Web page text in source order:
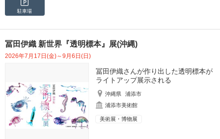
駐車場
冨田伊織 新世界『透明標本』展(沖縄)
2026年7月17日(金)～9月6日(日)
冨田伊織さんが作り出した透明標本が
ライトアップ展示される
沖縄県
浦添市
浦添市美術館
美術展・博物展